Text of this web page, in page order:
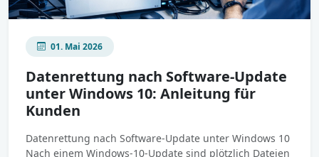
01. Mai 2026
Datenrettung nach Software-Update
unter Windows 10: Anleitung für
Kunden
Datenrettung nach Software-Update unter Windows 10
Nach einem Windows-10-Update sind plötzlich Dateien